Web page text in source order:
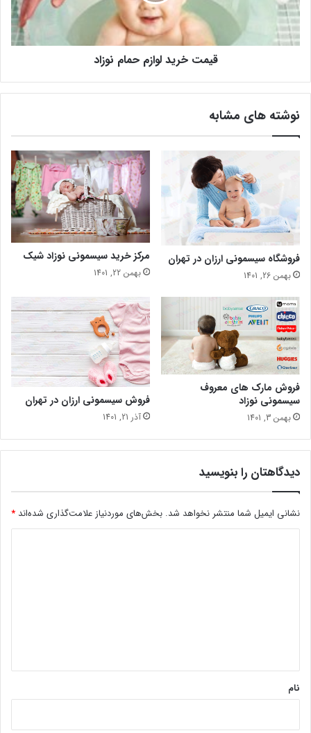
قیمت خرید لوازم حمام نوزاد
نوشته های مشابه
فروشگاه سیسمونی ارزان در تهران
بهمن 26, 1401
مرکز خرید سیسمونی نوزاد شیک
بهمن 22, 1401
فروش مارک های معروف
سیسمونی نوزاد
بهمن 3, 1401
فروش سیسمونی ارزان در تهران
آذر 21, 1401
دیدگاهتان را بنویسید
نشانی ایمیل شما منتشر نخواهد شد. بخش‌های موردنیاز علامت‌گذاری شده‌اند *
نام